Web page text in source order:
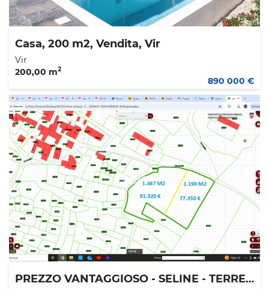
Casa, 200 m2, Vendita, Vir
Vir
200,00 m2
890 000 €
PREZZO VANTAGGIOSO - SELINE - TERRENO EDIFICABILE 1.467 M2 - 88.560 €